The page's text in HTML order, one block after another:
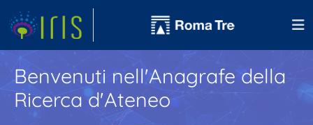
Benvenuti nell'Anagrafe della
Ricerca d'Ateneo